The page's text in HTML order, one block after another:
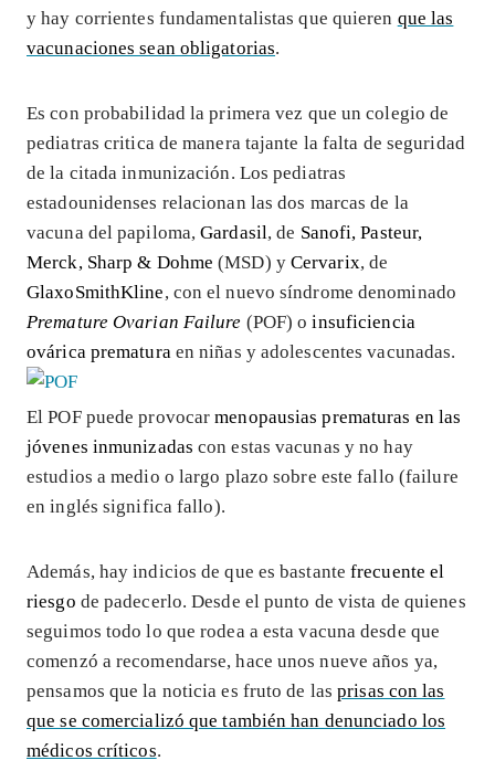
y hay corrientes fundamentalistas que quieren que las
vacunaciones sean obligatorias.
Es con probabilidad la primera vez que un colegio de
pediatras critica de manera tajante la falta de seguridad
de la citada inmunización. Los pediatras
estadounidenses relacionan las dos marcas de la
vacuna del papiloma,Gardasil, de Sanofi, Pasteur,
Merck, Sharp & Dohme (MSD) y Cervarix, de
GlaxoSmithKline, con el nuevo síndrome denominado
Premature Ovarian Failure (POF) oinsuficiencia
ovárica prematura en niñas y adolescentes vacunadas.
El POF puede provocarmenopausias prematuras en las
jóvenes inmunizadas con estas vacunas y no hay
estudios a medio o largo plazo sobre este fallo (failure
en inglés significa fallo).
Además, hay indicios de que es bastante frecuente el
riesgo de padecerlo. Desde el punto de vista de quienes
seguimos todo lo que rodea a esta vacuna desde que
comenzó a recomendarse, hace unos nueve años ya,
pensamos que la noticia es fruto de lasprisas con las
que se comercializó que también han denunciado los
médicos críticos.